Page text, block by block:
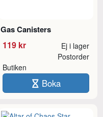
Gas Canisters
119 kr Ej i lager
Butiken
Postorder
Boka